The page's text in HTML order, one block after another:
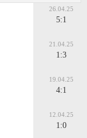
26.04.25
5:1
21.04.25
1:3
19.04.25
4:1
12.04.25
1:0